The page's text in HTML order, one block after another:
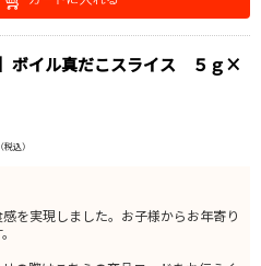
】ボイル真だこスライス ５ｇ×
税込）
を実現しました。お子様からお年寄り